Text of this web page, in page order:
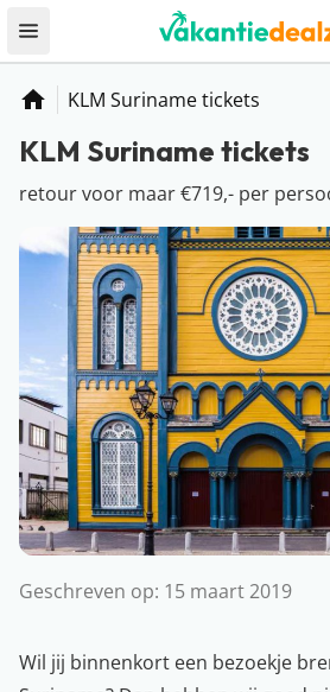
Open menu
Home
KLM Suriname tickets
KLM Suriname tickets
retour voor maar €719,- per
Geschreven op: 15 maart 2019
Wil jij binnenkort een bezoekje